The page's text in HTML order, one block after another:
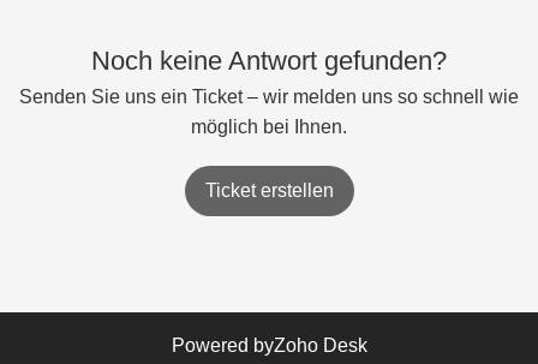
Noch keine Antwort gefunden?
Senden Sie uns ein Ticket – wir melden uns so schnell wie
möglich bei Ihnen.
Ticket erstellen
Powered byZoho Desk